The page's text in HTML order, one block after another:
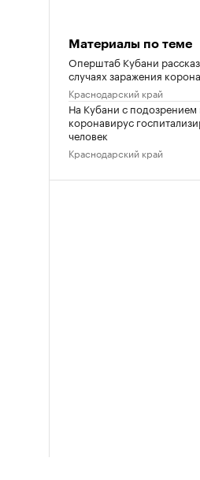
Материалы по теме
Оперштаб Кубани
случаях заражения
Краснодарский край
На Кубани с подозрением
коронавирус
человек
Краснодарский край